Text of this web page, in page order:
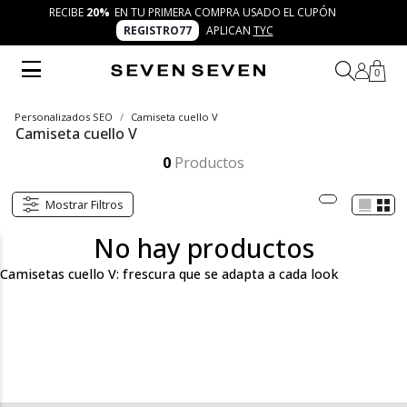
RECIBE 20% EN TU PRIMERA COMPRA USADO EL CUPÓN
REGISTRO77
APLICAN TYC
0
Personalizados SEO Camiseta cuello V
Camiseta cuello V
0 Productos
Mostrar Filtros
No hay productos
Camisetas cuello V: frescura que se adapta a cada look
es la oportunidad de experimentar y transformar tu día con